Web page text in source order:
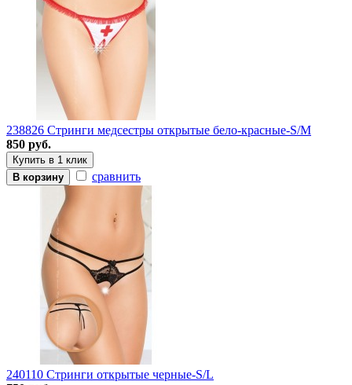
238826 Стринги медсестры открытые бело-красные-S/M
850 руб.
Купить в 1 клик
В корзину
сравнить
240110 Стринги открытые черные-S/L